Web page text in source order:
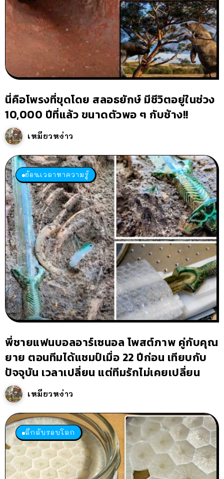
นี่คือโพรงที่ขุดโดย สลอธยักษ์ มีชีวิตอยู่ในช่วง
10,000 ปีที่แล้ว ขนาดตัวพอ ๆ กับช้าง!!
เหมียวหง่าว
ย้อนเวลาหาความรู้
พี่ชายแฟนบอลอาร์เซนอล โพสต์ภาพ คู่กับคุณ
ยาย ตอนทีมได้แชมป์เมื่อ 22 ปีก่อน เทียบกับ
ปัจจุบัน เวลาเปลี่ยน แต่ทีมรักไม่เคยเปลี่ยน
เหมียวหง่าว
ลึกลับรอบโลก